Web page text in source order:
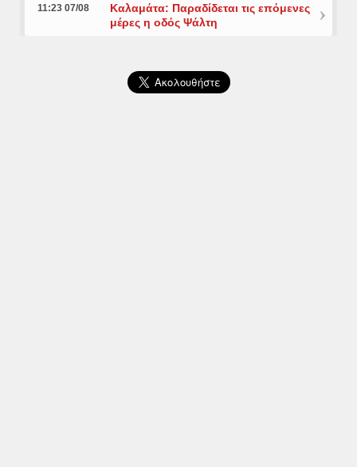
11:23 07/08
Καλαμάτα: Παραδίδεται τις επόμενες
μέρες η οδός Ψάλτη